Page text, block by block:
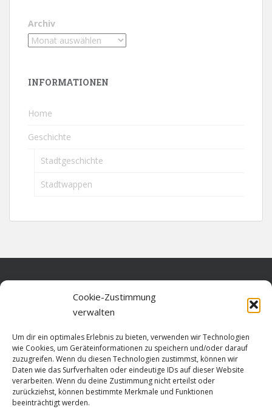
Cookie-Zustimmung
verwalten
Um dir ein optimales Erlebnis zu bieten, verwenden wir Technologien
wie Cookies, um Geräteinformationen zu speichern und/oder darauf
zuzugreifen. Wenn du diesen Technologien zustimmst, können wir
Daten wie das Surfverhalten oder eindeutige IDs auf dieser Website
verarbeiten. Wenn du deine Zustimmung nicht erteilst oder
zurückziehst, können bestimmte Merkmale und Funktionen
beeinträchtigt werden.
Archiv
INFORMATIONEN
Home
Geschichte
Stadtgeschichte
Stadtwappen
Datenschutz
Cookie-Richtlinie (EU)
Impressum